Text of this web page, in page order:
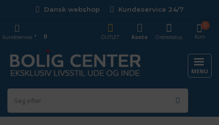
Dansk webshop Kundeservice 24/7
Kurv
0
OUTLET
Konto Ordrestatus
Kundeservice 0
MENU